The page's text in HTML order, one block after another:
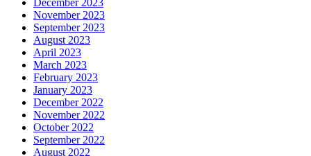
November 2023
September 2023
August 2023
April 2023
March 2023
February 2023
January 2023
December 2022
November 2022
October 2022
September 2022
August 2022